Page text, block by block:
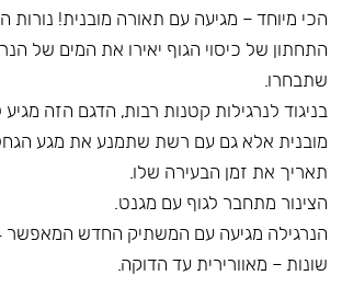
התחתון של כיסוי הגוף יאירו את המים של
שתבחרו.
בניגוד לנרגילות קטנות רבות, הדגם הזה
מובנית אלא גם עם רשת שתמנע את מגע
תאריך את זמן הבעירה שלו.
הצינור מתחבר לגוף עם מגנט.
שונות – מאוורירית עד הדוקה.